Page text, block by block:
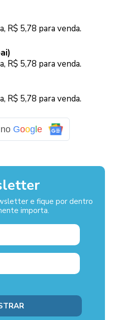
R$ 5,78 para venda.
R$ 5,78 para venda.
R$ 5,78 para venda.
Google
e fique por dentro
importa.